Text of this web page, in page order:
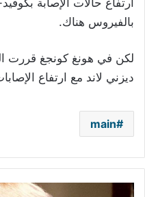
بالفيروس هناك.
لكن في هونغ كونجغ قررت
ديزني لاند مع ارتفاع
main
ترامب